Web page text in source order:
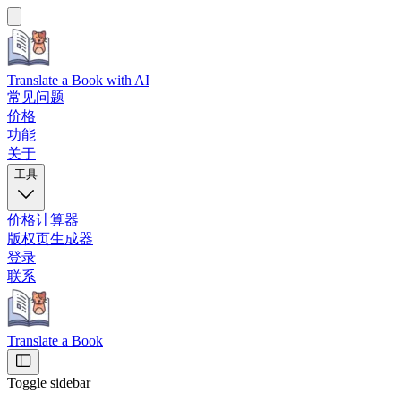
Translate a Book with AI
常见问题
价格
功能
关于
工具
价格计算器
版权页生成器
登录
联系
Translate a Book
Toggle sidebar